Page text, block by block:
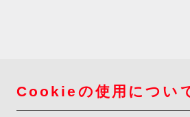
Cookieの使用につい